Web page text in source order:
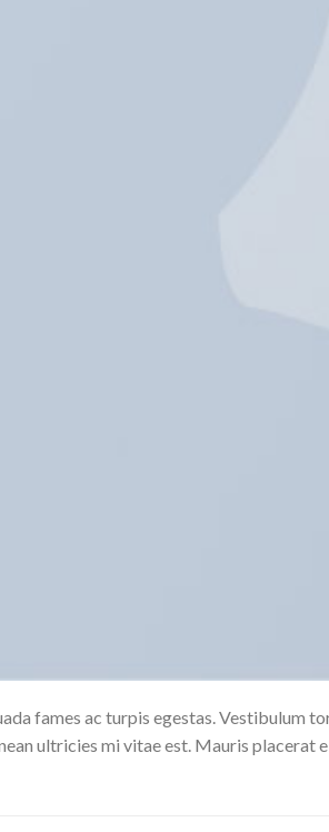
fames ac turpis egestas. Vestibulum
ultricies mi vitae est. Mauris placerat